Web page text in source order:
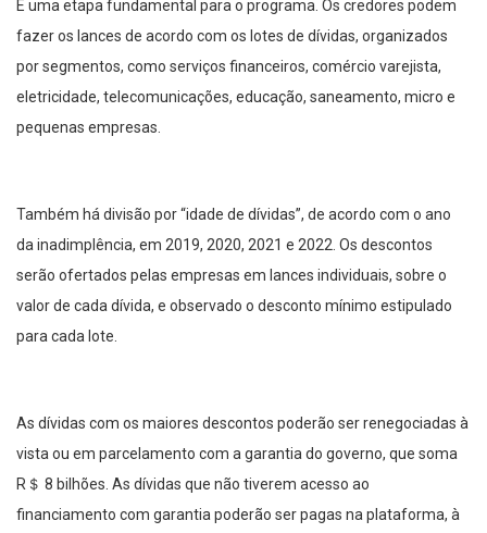
É uma etapa fundamental para o programa. Os credores podem
fazer os lances de acordo com os lotes de dívidas, organizados
por segmentos, como serviços financeiros, comércio varejista,
eletricidade, telecomunicações, educação, saneamento, micro e
pequenas empresas.
Também há divisão por “idade de dívidas”, de acordo com o ano
da inadimplência, em 2019, 2020, 2021 e 2022. Os descontos
serão ofertados pelas empresas em lances individuais, sobre o
valor de cada dívida, e observado o desconto mínimo estipulado
para cada lote.
As dívidas com os maiores descontos poderão ser renegociadas à
vista ou em parcelamento com a garantia do governo, que soma
R＄ 8 bilhões. As dívidas que não tiverem acesso ao
financiamento com garantia poderão ser pagas na plataforma, à